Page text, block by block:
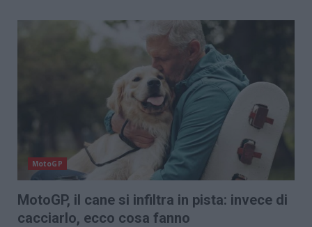
MotoGP
MotoGP, il cane si infiltra in pista: invece di
cacciarlo, ecco cosa fanno